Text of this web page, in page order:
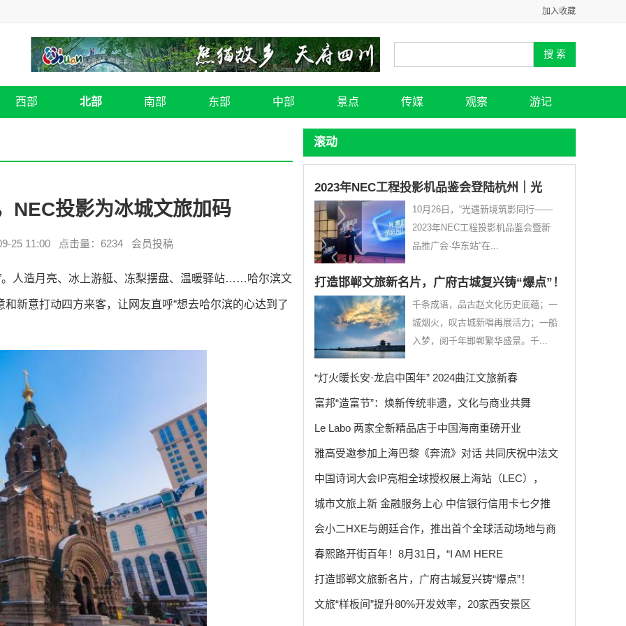
加入收藏
西部 北部 南部 东部 中部 景点 传媒 观察 游记
NEC投影为冰城文旅加码
25 11:00 点击量：6234 会员投稿
。人造月亮、冰上游艇、冻梨摆盘、温暖驿站……哈尔滨文
新意打动四方来客，让网友直呼“想去哈尔滨的心达到了
滚动
2023年NEC工程投影机品鉴会登陆杭州｜光
10月26日，“光遇新境筑影同行——
2023年NEC工程投影机品鉴会暨新
品推广会·华东站”在...
打造邯郸文旅新名片，广府古城复兴铸“爆点”！
千条成语，品古赵文化历史底蕴；一
城烟火，叹古城新唱再展活力；一船
入梦，阅千年邯郸繁华盛景。千...
“灯火暖长安·龙启中国年” 2024曲江文旅新春
富邦“造富节”：焕新传统非遗，文化与商业共舞
Le Labo 两家全新精品店于中国海南重磅开业
雅高受邀参加上海巴黎《奔流》对话 共同庆祝中法文
中国诗词大会IP亮相全球授权展上海站（LEC），
城市文旅上新 金融服务上心 中信银行信用卡七夕推
会小二HXE与朗廷合作，推出首个全球活动场地与商
春熙路开街百年！8月31日，“I AM HERE
打造邯郸文旅新名片，广府古城复兴铸“爆点”！
文旅“样板间”提升80%开发效率，20家西安景区